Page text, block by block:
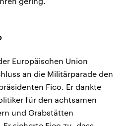
Europäischen Union
an die Militärparade den
Fico. Er dankte
für den achtsamen
und Grabstätten